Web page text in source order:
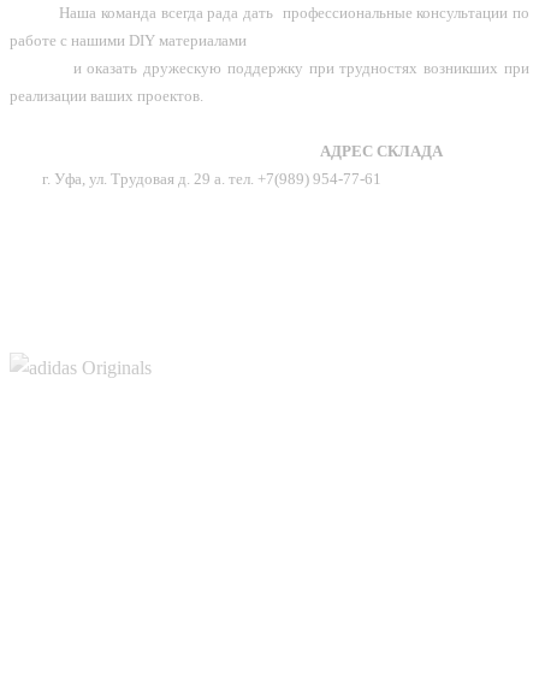
200
ПОДРОБНЕЕ
200
Наша команда всегда рада дать профессиональные консультации по
работе с нашими DIY материалами
и оказать дружескую поддержку при трудностях возникших при
реализации ваших проектов.
АДРЕС СКЛАДА
г. Уфа, ул. Трудовая д. 29 а. тел. +7(989) 954-77-61